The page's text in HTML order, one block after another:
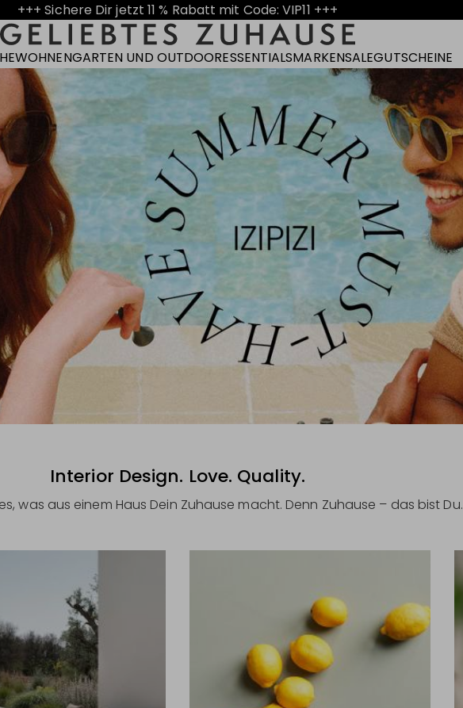
+++ Sichere Dir jetzt 11 % Rabatt mit Code: VIP11 +++
WOHNENGARTEN UND OUTDOORESSENTIALSMARKENSALEGUTSCHEINE
Interior Design. Love. Quality.
was aus einem Haus Dein Zuhause macht. Denn Zuhause – das bist Du.